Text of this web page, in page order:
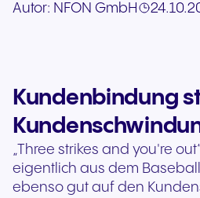
Autor: NFON GmbH
Kundenbindung
„Three strikes and you're
eigentlich aus dem
ebenso gut auf den